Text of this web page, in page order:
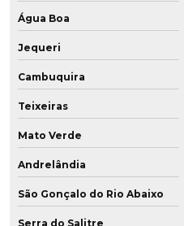
Água Boa
Jequeri
Cambuquira
Teixeiras
Mato Verde
Andrelândia
São Gonçalo do Rio Abaixo
Serra do Salitre